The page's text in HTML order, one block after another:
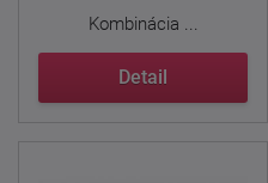
Kombinácia ...
Detail